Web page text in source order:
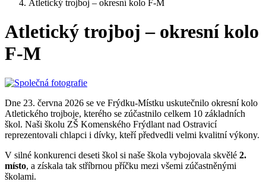
Atletický trojboj – okresní kolo F-M
Atletický trojboj – okresní kolo
F-M
Dne 23. června 2026 se ve Frýdku-Místku uskutečnilo okresní kolo
Atletického trojboje, kterého se zúčastnilo celkem 10 základních
škol. Naši školu ZŠ Komenského Frýdlant nad Ostravicí
reprezentovali chlapci i dívky, kteří předvedli velmi kvalitní výkony.
V silné konkurenci deseti škol si naše škola vybojovala skvělé 2.
místo, a získala tak stříbrnou příčku mezi všemi zúčastněnými
školami.